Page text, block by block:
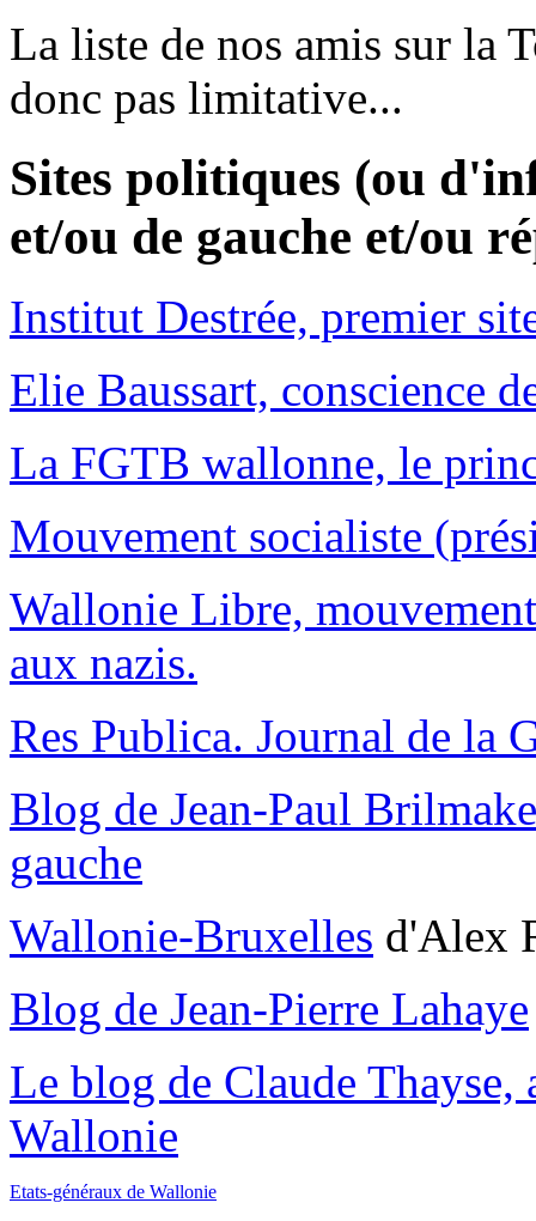
La liste de nos amis sur la
donc pas limitative...
Sites politiques (ou
et/ou de gauche et/ou
Institut Destrée, premier
Elie Baussart, conscience
La FGTB wallonne, le
Mouvement socialiste
Wallonie Libre,
aux nazis.
Res Publica. Journal de la
Blog de Jean-Paul
gauche
Wallonie-Bruxelles d'Alex
Blog de Jean-Pierre Lahaye
Le blog de Claude Thayse,
Wallonie
Etats-généraux de Wallonie